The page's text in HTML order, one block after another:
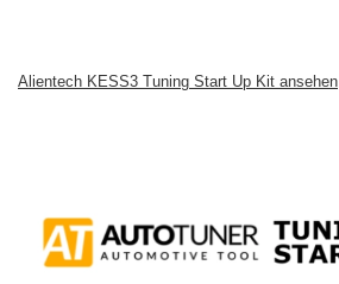
Alientech KESS3 Tuning Start Up Kit ansehen